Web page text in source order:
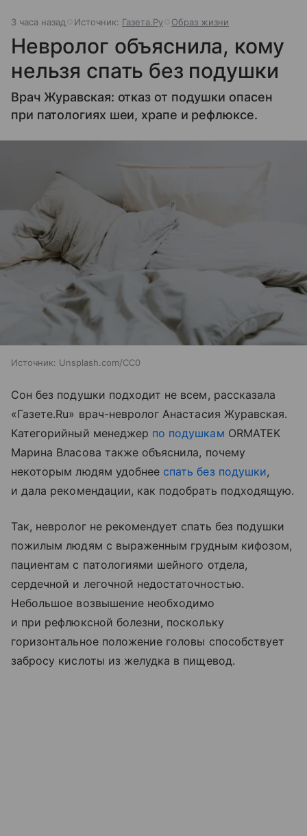
3 часа назад Источник: Газета.Ру Образ жизни
Невролог объяснила, кому
нельзя спать без подушки
Врач Журавская: отказ от подушки опасен
при патологиях шеи, храпе и рефлюксе.
Источник: Unsplash.com/CC0
Сон без подушки подходит не всем, рассказала
«Газете.Ru» врач-невролог Анастасия Журавская.
Категорийный менеджер по подушкам ORMATEK
Марина Власова также объяснила, почему
некоторым людям удобнее спать без подушки,
и дала рекомендации, как подобрать подходящую.
Так, невролог не рекомендует спать без подушки
пожилым людям с выраженным грудным кифозом,
пациентам с патологиями шейного отдела,
сердечной и легочной недостаточностью.
Небольшое возвышение необходимо
и при рефлюксной болезни, поскольку
горизонтальное положение головы способствует
забросу кислоты из желудка в пищевод.